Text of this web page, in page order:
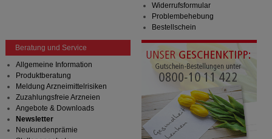
Widerrufsformular
Problembehebung
Bestellschein
Beratung und Service
Allgemeine Information
Produktberatung
Meldung Arzneimittelrisiken
Zuzahlungsfreie Arzneien
Angebote & Downloads
Newsletter
Neukundenprämie